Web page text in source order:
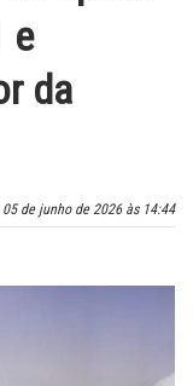
e
da
05 de junho de 2026 às 14:44